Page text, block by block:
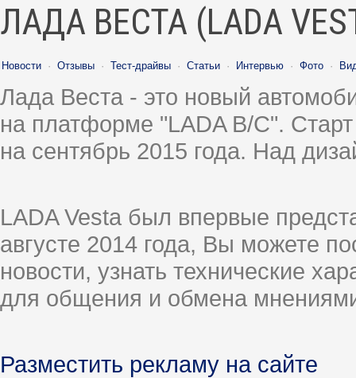
ЛАДА ВЕСТА (LADA
Новости · Отзывы · Тест-драйвы · Статьи · Интервью · Фото ·
Лада Веста - это новый
на платформе "LADA B/C".
на сентябрь 2015 года. Над
LADA Vesta был впервые
августе 2014 года, Вы можете
новости, узнать технические
для общения и обмена
Разместить рекламу на сайте